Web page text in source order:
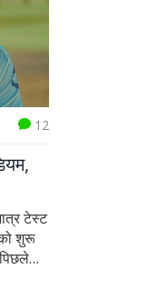
12
टेस्ट
शुरू